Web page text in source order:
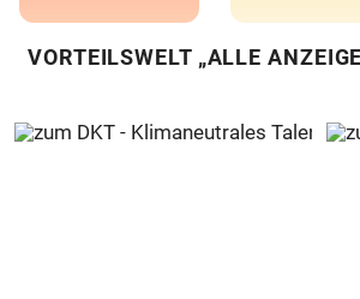
VORTEILSWELT „ALLE